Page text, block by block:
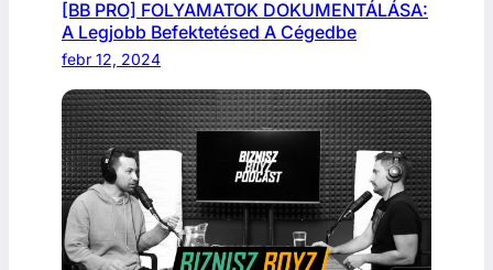
[BB PRO] FOLYAMATOK DOKUMENTÁLÁSA:
A Legjobb Befektetésed A Cégedbe
febr 12, 2024